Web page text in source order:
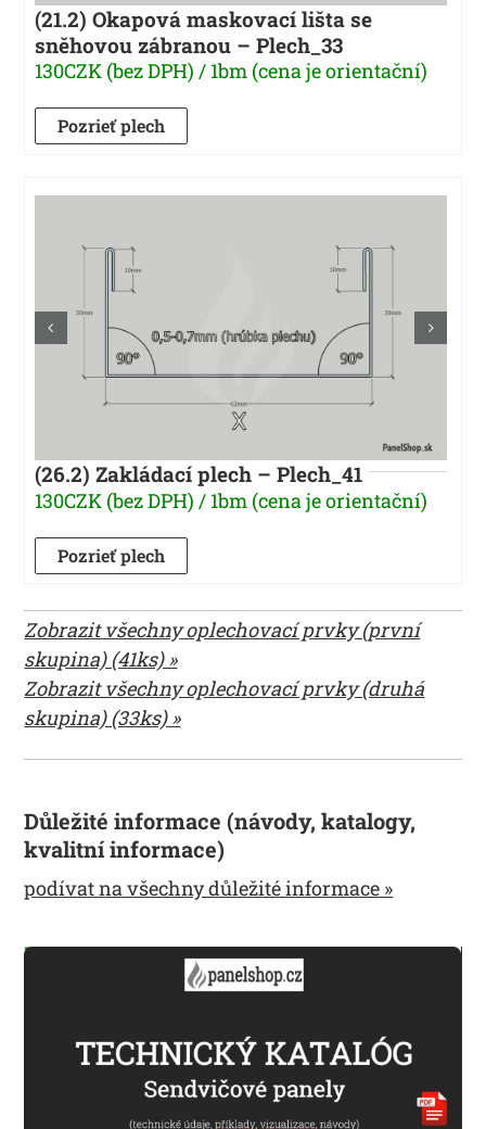
(21.2) Okapová maskovací lišta se
sněhovou zábranou – Plech_33
130CZK (bez DPH) / 1bm (cena je orientační)
Pozrieť plech
(26.2) Zakládací plech – Plech_41
130CZK (bez DPH) / 1bm (cena je orientační)
Pozrieť plech
Zobrazit všechny oplechovací prvky (první
skupina) (41ks) »
Zobrazit všechny oplechovací prvky (druhá
skupina) (33ks) »
Důležité informace (návody, katalogy,
kvalitní informace)
podívat na všechny důležité informace »